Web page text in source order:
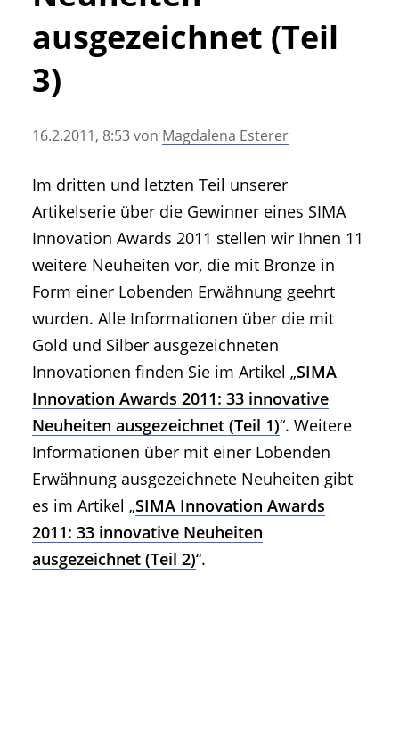
• Messen und Veranstaltungen
• Mitteilung der Redaktion
• Agritechnica Neuheiten Archiv
ausgezeichnet (Teil
3)
16.2.2011, 8:53von Magdalena Esterer
Im dritten und letzten Teil unserer
Artikelserie über die Gewinner eines SIMA
Innovation Awards 2011 stellen wir Ihnen 11
weitere Neuheiten vor, die mit Bronze in
Form einer Lobenden Erwähnung geehrt
wurden. Alle Informationen über die mit
Gold und Silber ausgezeichneten
Innovationen finden Sie im Artikel „SIMA
Innovation Awards 2011: 33 innovative
Neuheiten ausgezeichnet (Teil 1)“. Weitere
Informationen über mit einer Lobenden
Erwähnung ausgezeichnete Neuheiten gibt
es im Artikel „SIMA Innovation Awards
2011: 33 innovative Neuheiten
ausgezeichnet (Teil 2)“.